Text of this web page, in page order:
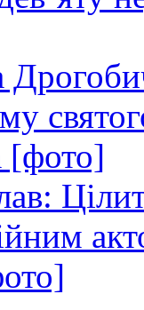
[фото]